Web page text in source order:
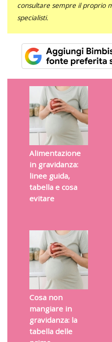
consultare sempre il proprio
specialisti.
Alimentazione
in gravidanza:
linee guida,
tabella e cosa
evitare
Cosa non
mangiare in
gravidanza: la
tabella delle